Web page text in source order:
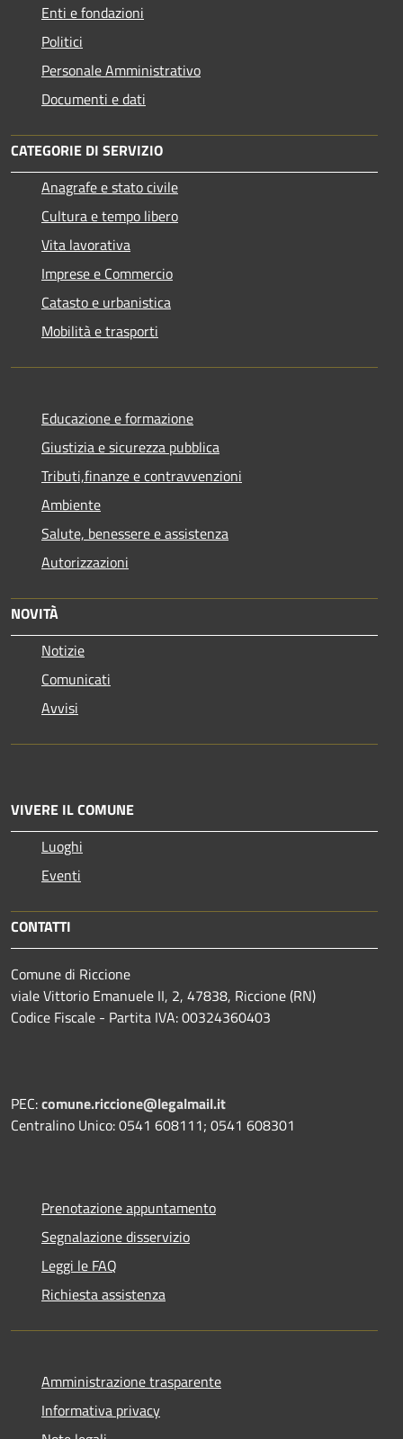
Enti e fondazioni
Politici
Personale Amministrativo
Documenti e dati
CATEGORIE DI SERVIZIO
Anagrafe e stato civile
Cultura e tempo libero
Vita lavorativa
Imprese e Commercio
Catasto e urbanistica
Mobilità e trasporti
Educazione e formazione
Giustizia e sicurezza pubblica
Tributi,finanze e contravvenzioni
Ambiente
Salute, benessere e assistenza
Autorizzazioni
NOVITÀ
Notizie
Comunicati
Avvisi
VIVERE IL COMUNE
Luoghi
Eventi
CONTATTI
Comune di Riccione
viale Vittorio Emanuele II, 2, 47838, Riccione (RN)
Codice Fiscale - Partita IVA: 00324360403
PEC:comune.riccione@legalmail.it
Centralino Unico: 0541 608111; 0541 608301
Prenotazione appuntamento
Segnalazione disservizio
Leggi le FAQ
Richiesta assistenza
Amministrazione trasparente
Informativa privacy